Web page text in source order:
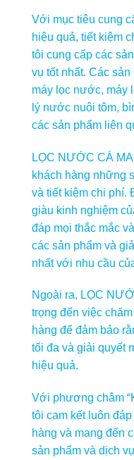
Với mục tiêu cung
hiệu quả, tiết kiệm
tôi cung cấp các
vụ tốt nhất. Các
máy lọc nước, máy
lý nước nuôi tôm,
các sản phẩm liên
LỌC NƯỚC CÀ
khách hàng những
và tiết kiệm chi phí.
giàu kinh nghiệm
đáp mọi thắc mắc
các sản phẩm và
nhất với nhu cầu
Ngoài ra, LỌC
trọng đến việc
hàng để đảm bảo
tối đa và giải quyết
hiệu quả.
Với phương châm
tôi cam kết luôn
hàng và mang đến
sản phẩm và dịch